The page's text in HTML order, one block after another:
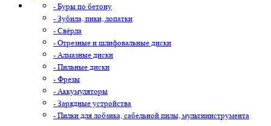
- Буры по бетону
- Зубила, пики, лопатки
- Свёрла
- Отрезные и шлифовальные диски
- Алмазные диски
- Пильные диски
- Фрезы
- Аккумуляторы
- Зарядные устройства
- Пилки для лобзика, сабельной пилы, мультиинструмента